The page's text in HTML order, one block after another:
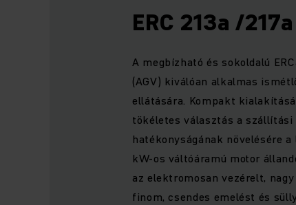
ERC 213a /217a
A megbízható és sokoldalú
(AGV) kiválóan alkalmas
ellátására. Kompakt
tökéletes választás a
hatékonyságának növelésére
kW-os váltóáramú motor
az elektromosan vezérelt,
finom, csendes emelést és